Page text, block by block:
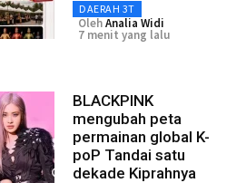
DAERAH 3T
OlehAnalia Widi
7 menit yang lalu
BLACKPINK
mengubah peta
permainan global K-
poP Tandai satu
dekade Kiprahnya